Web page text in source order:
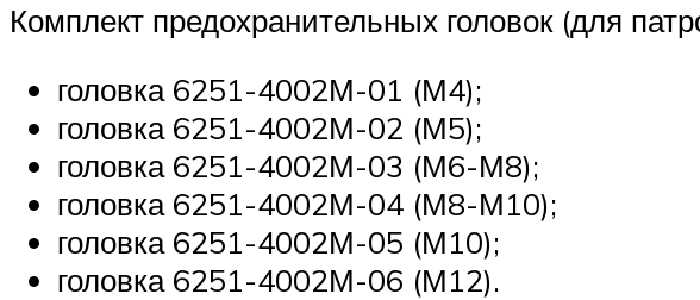
Комплект предохранительных головок (для
головка 6251-4002М-01 (М4);
головка 6251-4002М-02 (М5);
головка 6251-4002М-03 (М6-М8);
головка 6251-4002М-04 (М8-М10);
головка 6251-4002М-05 (М10);
головка 6251-4002М-06 (М12).